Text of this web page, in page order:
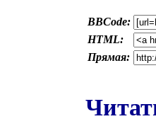
BBCode:
HTML:
Прямая: